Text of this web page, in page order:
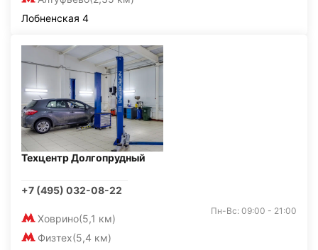
Лобненская 4
Техцентр Долгопрудный
+7 (495) 032-08-22
Ховрино(5,1 км)
Физтех(5,4 км)
Пн-Вс: 09:00 - 21:00